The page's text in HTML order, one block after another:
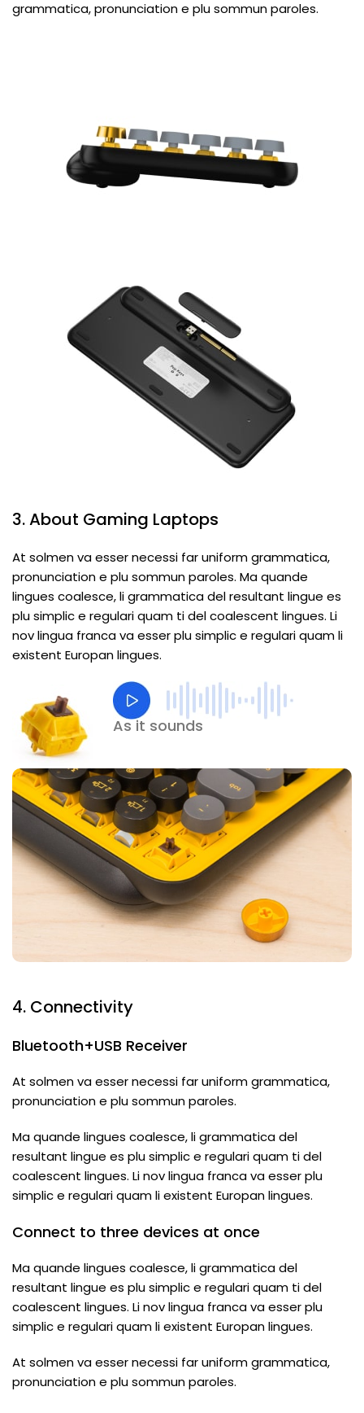
grammatica, pronunciation e plu sommun paroles.
3. About Gaming Laptops
At solmen va esser necessi far uniform grammatica,
pronunciation e plu sommun paroles. Ma quande
lingues coalesce, li grammatica del resultant lingue es
plu simplic e regulari quam ti del coalescent lingues. Li
nov lingua franca va esser plu simplic e regulari quam li
existent Europan lingues.
As it sounds
4. Connectivity
Bluetooth+USB Receiver
At solmen va esser necessi far uniform grammatica,
pronunciation e plu sommun paroles.
Ma quande lingues coalesce, li grammatica del
resultant lingue es plu simplic e regulari quam ti del
coalescent lingues. Li nov lingua franca va esser plu
simplic e regulari quam li existent Europan lingues.
Connect to three devices at once
Ma quande lingues coalesce, li grammatica del
resultant lingue es plu simplic e regulari quam ti del
coalescent lingues. Li nov lingua franca va esser plu
simplic e regulari quam li existent Europan lingues.
At solmen va esser necessi far uniform grammatica,
pronunciation e plu sommun paroles.